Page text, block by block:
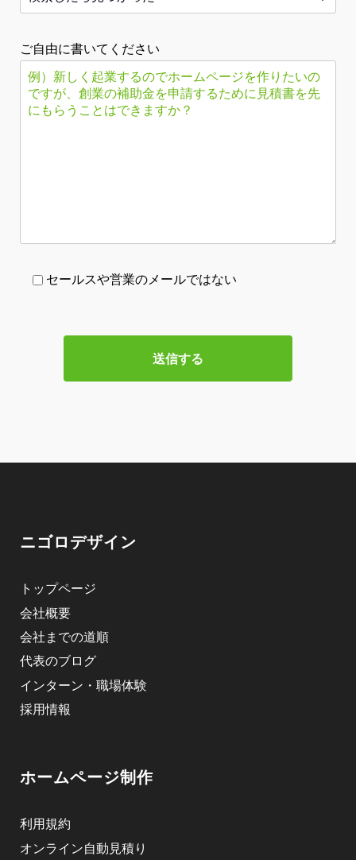
ご自由に書いてください
セールスや営業のメールではない
ニゴロデザイン
トップページ
会社概要
会社までの道順
代表のブログ
インターン・職場体験
採用情報
ホームページ制作
利用規約
オンライン自動見積り